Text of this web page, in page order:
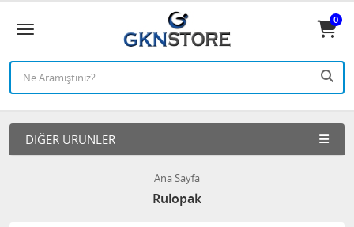
0
DIĞER ÜRÜNLER
Ana Sayfa
Rulopak